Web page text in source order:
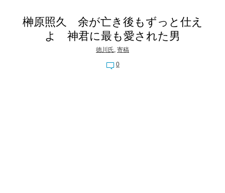
榊原照久 余が亡き後もずっと仕え
よ 神君に最も愛された男
徳川氏, 寄稿
0